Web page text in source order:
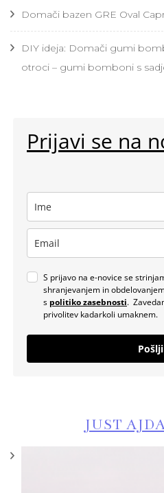
Domači bazen GRE Oval
DIY ideja: Domači gumi
otroci – gumi bomboni s
Prijavi se na
S prijavo na e-novice se
shranjevanjem in
s politiko zasebnosti.
privolitev kadarkoli umaknem.
Pošlji
JUST